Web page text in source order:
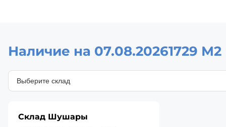
Наличие на 07.08.20261729 М2
Склад Шушары